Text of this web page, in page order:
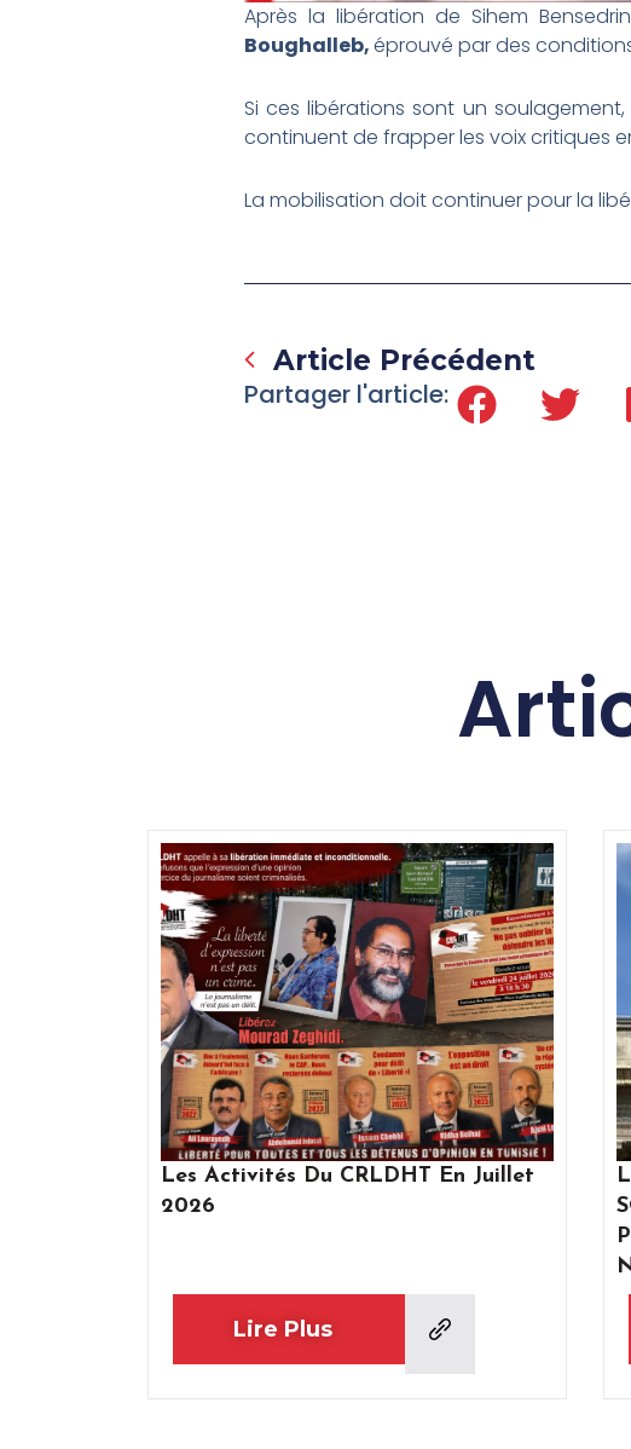
Après la libération de Sihem
Boughalleb,éprouvé par des
Si ces libérations sont un
continuent de frapper les voix critiques
La mobilisation doit continuer pour la
Article Précédent
Partager l'article:
Les Activités Du CRLDHT En Juillet
2026
Lire Plus